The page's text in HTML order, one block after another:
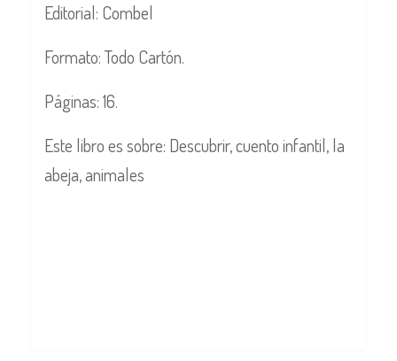
Editorial: Combel
Formato: Todo Cartón.
Páginas: 16.
Este libro es sobre: Descubrir, cuento infantil, la
abeja, animales